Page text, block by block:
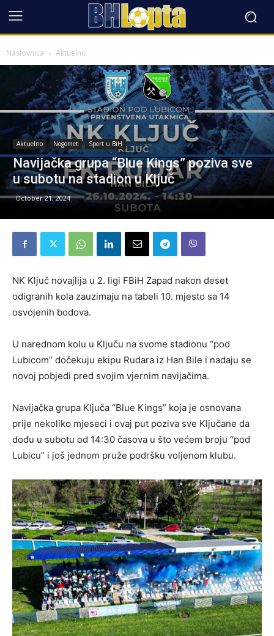
Naslovnica Aktuelno
Aktuelno Nogomet Sport u BiH
Navijačka grupa “Blue Kings” poziva sve
u subotu na stadion u Ključ
October 21, 2024
NK Ključ novajlija u 2. ligi FBiH Zapad nakon deset
odigranih kola zauzimaju na tabeli 10. mjesto sa 14
osvojenih bodova.
U narednom kolu u Ključu na svome stadionu “pod
Lubicom” dočekuju ekipu Rudara iz Han Bile i nadaju se
novoj pobjedi pred svojim vjernim navijačima.
Navijačka grupa Ključa “Blue Kings” koja je osnovana
prije nekoliko mjeseci i ovaj put poziva sve Ključane da
dođu u subotu od 14:30 časova u što većem broju “pod
Lubicu” i još jednom pruže podršku voljenom klubu.